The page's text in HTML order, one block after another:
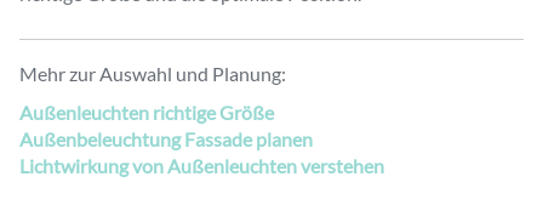
Mehr zur Auswahl und Planung:
Außenleuchten richtige Größe
Außenbeleuchtung Fassade planen
Lichtwirkung von Außenleuchten verstehen